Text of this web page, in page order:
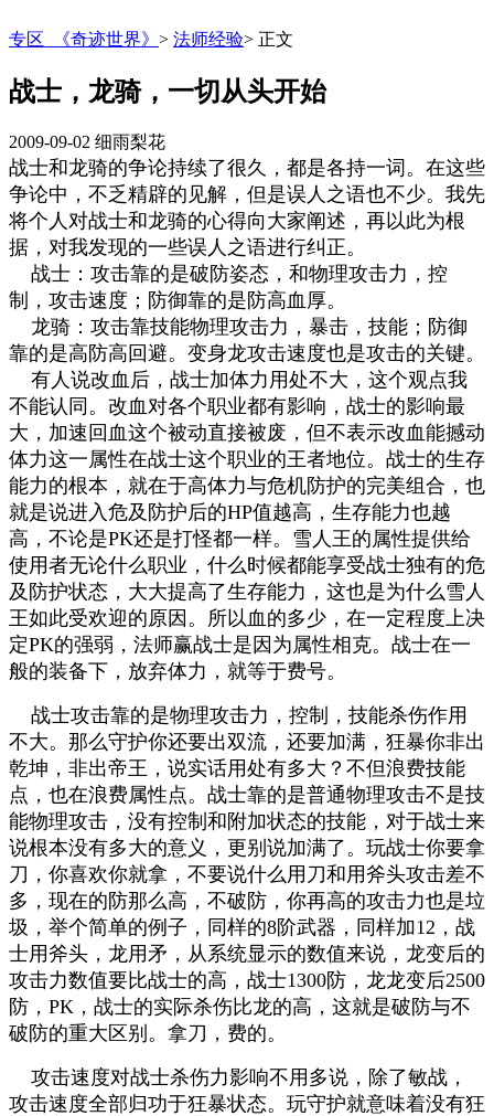
专区_《奇迹世界》 > 法师经验> 正文
战士，龙骑，一切从头开始
2009-09-02 细雨梨花
战士和龙骑的争论持续了很久，都是各持一词。在这些
争论中，不乏精辟的见解，但是误人之语也不少。我先
将个人对战士和龙骑的心得向大家阐述，再以此为根
据，对我发现的一些误人之语进行纠正。
战士：攻击靠的是破防姿态，和物理攻击力，控
制，攻击速度；防御靠的是防高血厚。
龙骑：攻击靠技能物理攻击力，暴击，技能；防御
靠的是高防高回避。变身龙攻击速度也是攻击的关键。
有人说改血后，战士加体力用处不大，这个观点我
不能认同。改血对各个职业都有影响，战士的影响最
大，加速回血这个被动直接被废，但不表示改血能撼动
体力这一属性在战士这个职业的王者地位。战士的生存
能力的根本，就在于高体力与危机防护的完美组合，也
就是说进入危及防护后的HP值越高，生存能力也越
高，不论是PK还是打怪都一样。雪人王的属性提供给
使用者无论什么职业，什么时候都能享受战士独有的危
及防护状态，大大提高了生存能力，这也是为什么雪人
王如此受欢迎的原因。所以血的多少，在一定程度上决
定PK的强弱，法师赢战士是因为属性相克。战士在一
般的装备下，放弃体力，就等于费号。
战士攻击靠的是物理攻击力，控制，技能杀伤作用
不大。那么守护你还要出双流，还要加满，狂暴你非出
乾坤，非出帝王，说实话用处有多大？不但浪费技能
点，也在浪费属性点。战士靠的是普通物理攻击不是技
能物理攻击，没有控制和附加状态的技能，对于战士来
说根本没有多大的意义，更别说加满了。玩战士你要拿
刀，你喜欢你就拿，不要说什么用刀和用斧头攻击差不
多，现在的防那么高，不破防，你再高的攻击力也是垃
圾，举个简单的例子，同样的8阶武器，同样加12，战
士用斧头，龙用矛，从系统显示的数值来说，龙变后的
攻击力数值要比战士的高，战士1300防，龙龙变后2500
防，PK，战士的实际杀伤比龙的高，这就是破防与不
破防的重大区别。拿刀，费的。
攻击速度对战士杀伤力影响不用多说，除了敏战，
攻击速度全部归功于狂暴状态。玩守护就意味着没有狂